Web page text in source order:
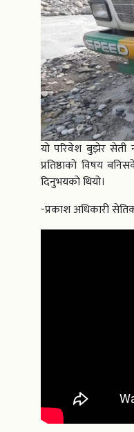
यो परिवेश बुझेर
प्रतिष्ठाको विषय
दिनुभयको थियो।
-प्रकाश अधिकारी